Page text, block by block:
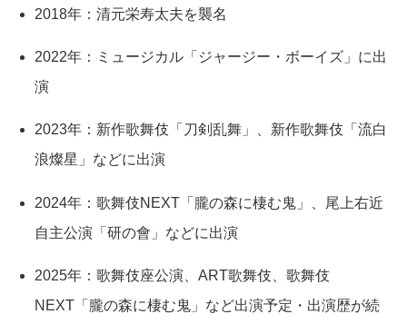
2018年：清元栄寿太夫を襲名
2022年：ミュージカル「ジャージー・ボーイズ」に出
演
2023年：新作歌舞伎「刀剣乱舞」、新作歌舞伎「流白
浪燦星」などに出演
2024年：歌舞伎NEXT「朧の森に棲む鬼」、尾上右近
自主公演「研の會」などに出演
2025年：歌舞伎座公演、ART歌舞伎、歌舞伎
NEXT「朧の森に棲む鬼」など出演予定・出演歴が続